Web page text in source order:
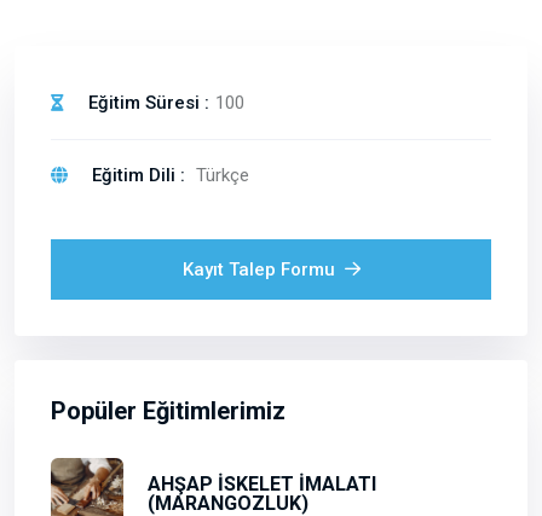
Eğitim Süresi : 100
Eğitim Dili : Türkçe
Kayıt Talep Formu
Popüler Eğitimlerimiz
AHŞAP İSKELET İMALATI
(MARANGOZLUK)